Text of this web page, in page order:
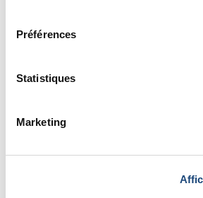
Préférences
Statistiques
Marketing
du dossier ou d'une partie
causerait
déterminerons, sur la
dont l'accès vous a été
être communiqué et nous
De plus, vous ne pourrez
l'existence ni recevoir
renseignement vous